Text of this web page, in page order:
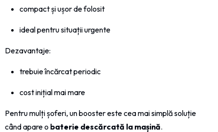
compact și ușor de folosit
ideal pentru situații urgente
Dezavantaje:
trebuie încărcat periodic
cost inițial mai mare
Pentru mulți șoferi, un booster este cea mai simplă soluție
când apare o baterie descărcată la mașină.